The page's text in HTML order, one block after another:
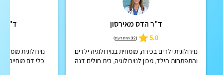
ד"ר הדס מאירסון
5.0
(32 חוות דעת )
נוירולוגית ילדים בכירה, מומחית בנוירולוגיה ילדים
והתפתחות הילד, מכון לנוירולוגיה, בית חולים דנה
ד"ר
נוירולוגית
כלי דם מוחיים,